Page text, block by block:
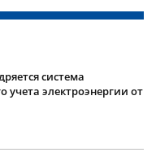
система
учета электроэнергии от